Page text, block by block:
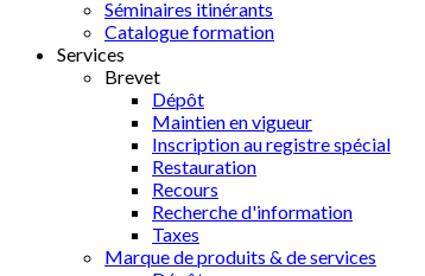
Séminaires itinérants
Catalogue formation
Services
Brevet
Dépôt
Maintien en vigueur
Inscription au registre spécial
Restauration
Recours
Recherche d'information
Taxes
Marque de produits & de services